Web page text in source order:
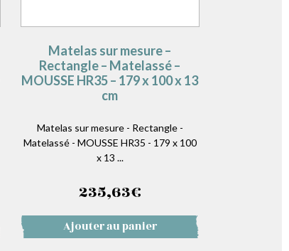
Matelas sur mesure –
Rectangle – Matelassé –
MOUSSE HR35 – 179 x 100 x 13
cm
Matelas sur mesure - Rectangle -
Matelassé - MOUSSE HR35 - 179 x 100
x 13 ...
235,63€
Ajouter au panier